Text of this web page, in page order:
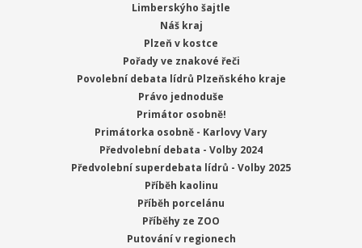
Limberskýho šajtle
Náš kraj
Plzeň v kostce
Pořady ve znakové řeči
Povolební debata lídrů Plzeňského kraje
Právo jednoduše
Primátor osobně!
Primátorka osobně - Karlovy Vary
Předvolební debata - Volby 2024
Předvolební superdebata lídrů - Volby 2025
Příběh kaolinu
Příběh porcelánu
Příběhy ze ZOO
Putování v regionech